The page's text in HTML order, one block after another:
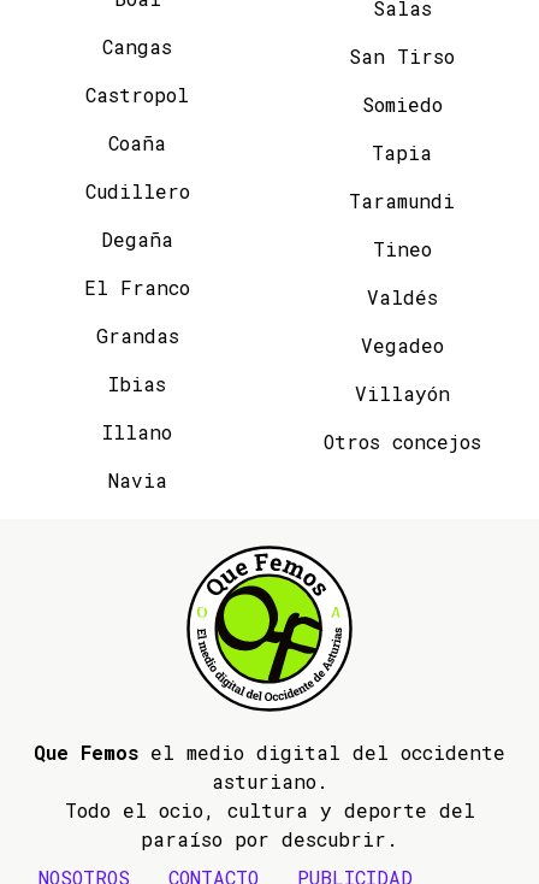
Cangas
Castropol
Coaña
Cudillero
Degaña
El Franco
Grandas
Ibias
Illano
Navia
Salas
San Tirso
Somiedo
Tapia
Taramundi
Tineo
Valdés
Vegadeo
Villayón
Otros concejos
Que Femos el medio digital del occidente
asturiano.
Todo el ocio, cultura y deporte del
paraíso por descubrir.
NOSOTROS
CONTACTO PUBLICIDAD